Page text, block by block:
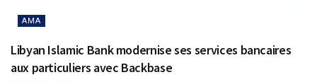
AMA
Libyan Islamic Bank modernise ses services bancaires
aux particuliers avec Backbase